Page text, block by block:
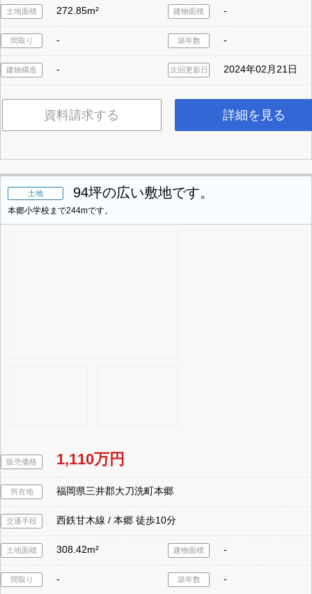
土地面積 272.85m² 建物面積 -
間取り - 築年数 -
建物構造 - 次回更新日 2024年02月21日
資料請求する 詳細を見る
土地 94坪の広い敷地です。
本郷小学校まで244mです。
販売価格 1,110万円
所在地 福岡県三井郡大刀洗町本郷
交通手段 西鉄甘木線 / 本郷 徒歩10分
土地面積 308.42m² 建物面積 -
間取り - 築年数 -